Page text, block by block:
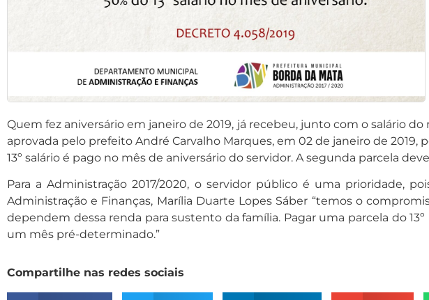
Quem fez aniversário em janeiro de 2019, já recebeu, junto com o salário do
aprovada pelo prefeito André Carvalho Marques, em 02 de janeiro de
13º salário é pago no mês de aniversário do servidor. A segunda parcela
Para a Administração 2017/2020, o servidor público é uma prioridade,
Administração e Finanças, Marília Duarte Lopes Sáber “temos o
dependem dessa renda para sustento da família. Pagar uma parcela do
um mês pré-determinado.”
Compartilhe nas redes sociais